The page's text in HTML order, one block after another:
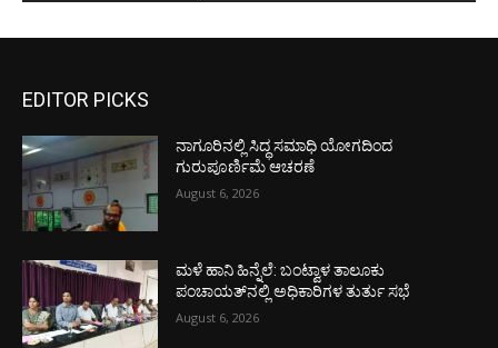
EDITOR PICKS
ನಾಗೂರಿನಲ್ಲಿ ಸಿದ್ಧ ಸಮಾಧಿ ಯೋಗದಿಂದ
ಗುರುಪೂರ್ಣಿಮೆ ಆಚರಣೆ
August 6, 2026
ಮಳೆ ಹಾನಿ ಹಿನ್ನೆಲೆ: ಬಂಟ್ವಾಳ ತಾಲೂಕು
ಪಂಚಾಯತ್‌ನಲ್ಲಿ ಅಧಿಕಾರಿಗಳ ತುರ್ತು ಸಭೆ
August 6, 2026